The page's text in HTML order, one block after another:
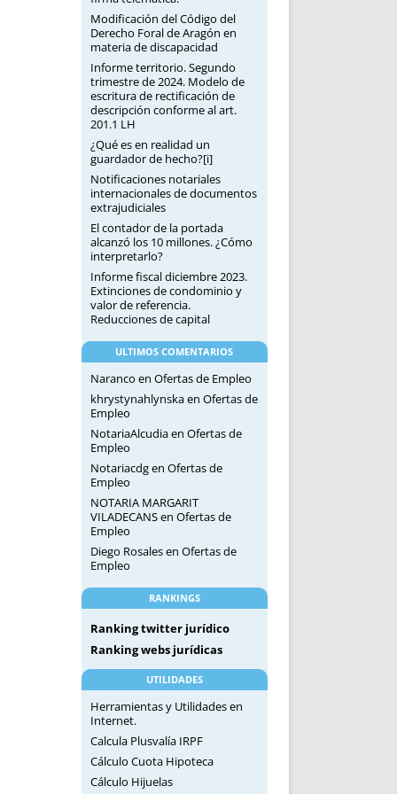
Modificación del Código del
Derecho Foral de Aragón en
materia de discapacidad
Informe territorio. Segundo
trimestre de 2024. Modelo de
escritura de rectificación de
descripción conforme al art.
201.1 LH
¿Qué es en realidad un
guardador de hecho?[i]
Notificaciones notariales
internacionales de documentos
extrajudiciales
El contador de la portada
alcanzó los 10 millones. ¿Cómo
interpretarlo?
Informe fiscal diciembre 2023.
Extinciones de condominio y
valor de referencia.
Reducciones de capital
ULTIMOS COMENTARIOS
Naranco en Ofertas de Empleo
khrystynahlynskaen Ofertas de
Empleo
NotariaAlcudiaen Ofertas de
Empleo
Notariacdgen Ofertas de
Empleo
NOTARIA MARGARIT
VILADECANSen Ofertas de
Empleo
Diego Rosalesen Ofertas de
Empleo
RANKINGS
Ranking twitter jurídico
Ranking webs jurídicas
UTILIDADES
Herramientas y Utilidades en
Internet.
Calcula Plusvalía IRPF
Cálculo Cuota Hipoteca
Cálculo Hijuelas